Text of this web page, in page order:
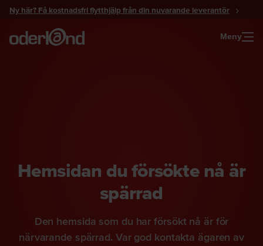
Gå
innehåll
Ny här? Få kostnadsfri flytthjälp från din nuvarande leverantör
Meny
Hemsidan du försökte nå är
spärrad
Den hemsida som du har försökt nå är för
närvarande spärrad. Var god kontakta ägaren av